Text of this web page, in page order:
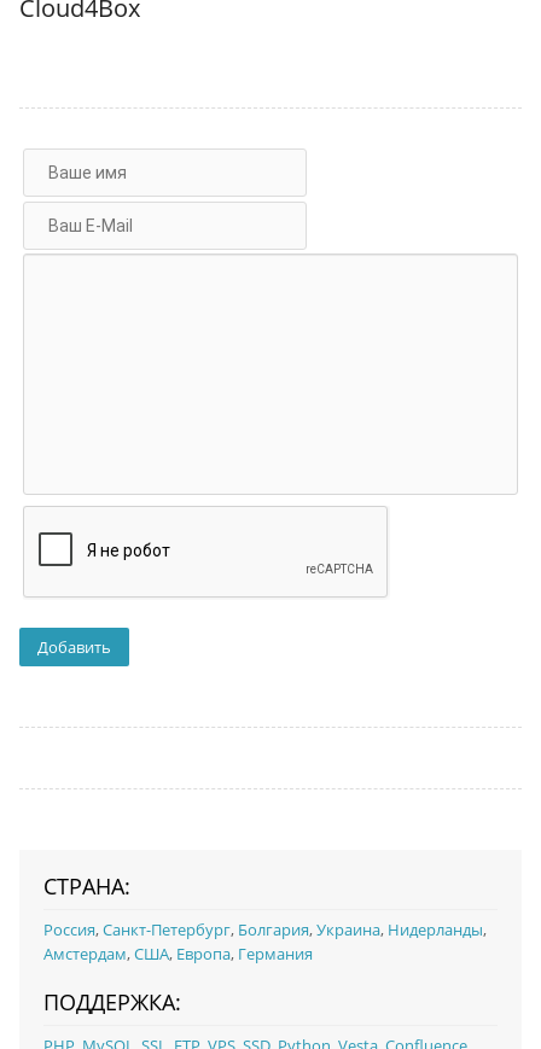
Cloud4Box
СТРАНА:
Россия,Санкт-Петербург, Болгария,Украина, Нидерланды,
Амстердам,США, Европа, Германия
ПОДДЕРЖКА: